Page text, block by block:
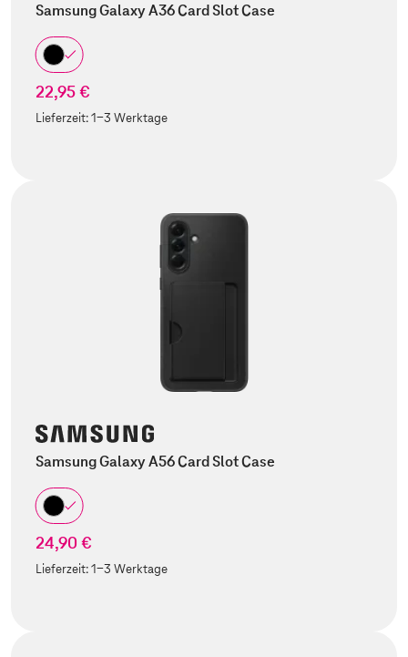
Samsung Galaxy A36 Card Slot Case
22,95 €
Lieferzeit:1-3 Werktage
Samsung Galaxy A56 Card Slot Case
24,90 €
Lieferzeit:1-3 Werktage